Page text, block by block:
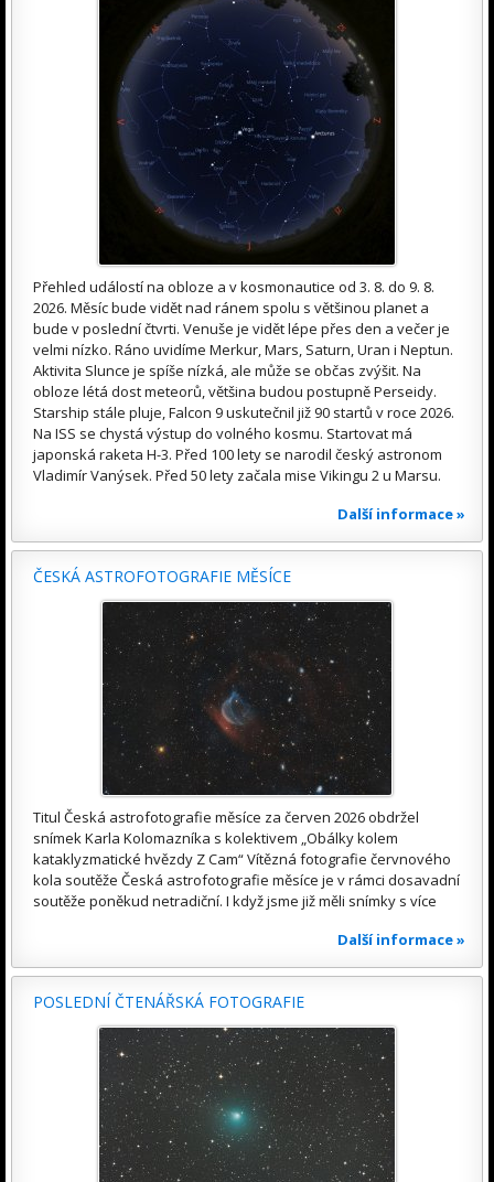
Přehled událostí na obloze a v kosmonautice od 3. 8. do 9. 8.
2026. Měsíc bude vidět nad ránem spolu s většinou planet a
bude v poslední čtvrti. Venuše je vidět lépe přes den a večer je
velmi nízko. Ráno uvidíme Merkur, Mars, Saturn, Uran i Neptun.
Aktivita Slunce je spíše nízká, ale může se občas zvýšit. Na
obloze létá dost meteorů, většina budou postupně Perseidy.
Starship stále pluje, Falcon 9 uskutečnil již 90 startů v roce 2026.
Na ISS se chystá výstup do volného kosmu. Startovat má
japonská raketa H-3. Před 100 lety se narodil český astronom
Vladimír Vanýsek. Před 50 lety začala mise Vikingu 2 u Marsu.
Další informace »
ČESKÁ ASTROFOTOGRAFIE MĚSÍCE
Titul Česká astrofotografie měsíce za červen 2026 obdržel
snímek Karla Kolomazníka s kolektivem „Obálky kolem
kataklyzmatické hvězdy Z Cam“ Vítězná fotografie červnového
kola soutěže Česká astrofotografie měsíce je v rámci dosavadní
soutěže poněkud netradiční. I když jsme již měli snímky s více
Další informace »
POSLEDNÍ ČTENÁŘSKÁ FOTOGRAFIE